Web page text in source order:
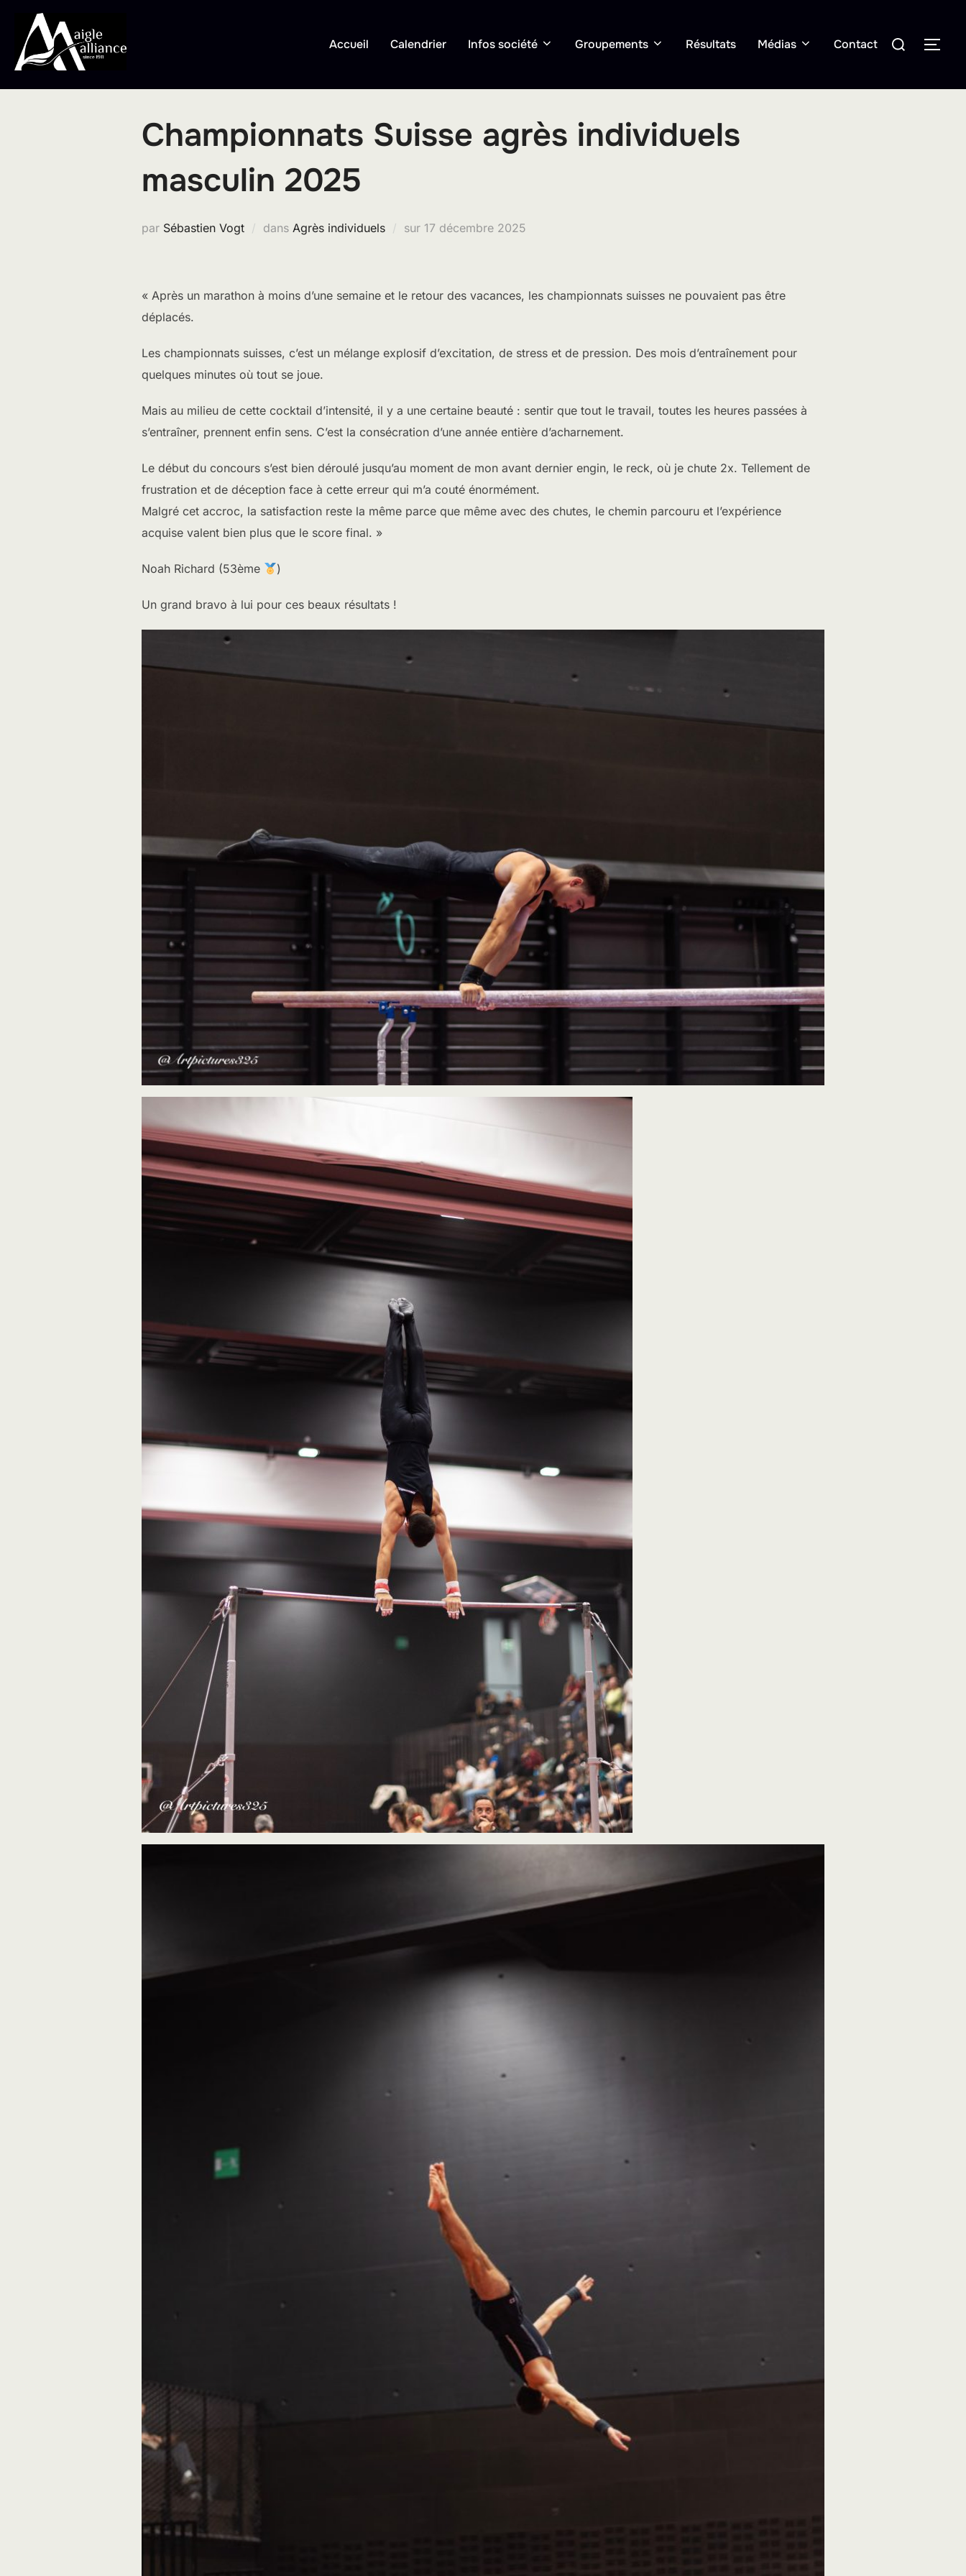
contenu
Accueil Calendrier Infos société Groupements Résultats Médias Contact
Rechercher :
Championnats Suisse agrès individuels
masculin 2025
par Sébastien Vogt dans Agrès individuels sur Publié
17 décembre 2025
« Après un marathon à moins d’une semaine et le retour des vacances, les championnats suisses ne pouvaient pas être
déplacés.
Les championnats suisses, c’est un mélange explosif d’excitation, de stress et de pression. Des mois d’entraînement pour
quelques minutes où tout se joue.
Mais au milieu de cette cocktail d’intensité, il y a une certaine beauté : sentir que tout le travail, toutes les heures passées à
s’entraîner, prennent enfin sens. C’est la consécration d’une année entière d’acharnement.
Le début du concours s’est bien déroulé jusqu’au moment de mon avant dernier engin, le reck, où je chute 2x. Tellement de
frustration et de déception face à cette erreur qui m’a couté énormément.
Malgré cet accroc, la satisfaction reste la même parce que même avec des chutes, le chemin parcouru et l’expérience
acquise valent bien plus que le score final. »
Noah Richard (53ème )
Un grand bravo à lui pour ces beaux résultats !